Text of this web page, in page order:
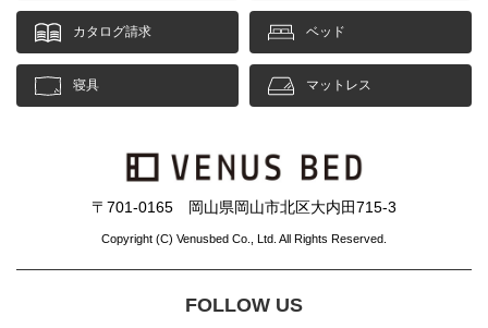
カタログ請求 ベッド
寝具 マットレス
〒701-0165 岡山県岡山市北区大内田715-3
Copyright (C) Venusbed Co., Ltd. All Rights Reserved.
FOLLOW US